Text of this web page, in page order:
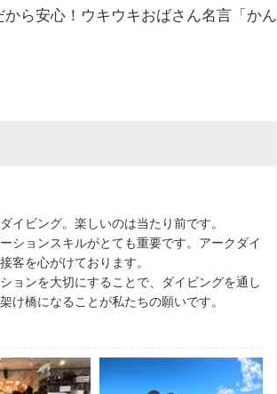
ら安心！ウキウキおばさん名言「かん
イビング。楽しいのは当たり前です。
ションスキルがとても重要です。アークダイ
客を心がけております。
ョンを大切にすることで、ダイビングを通し
け橋になることが私たちの願いです。